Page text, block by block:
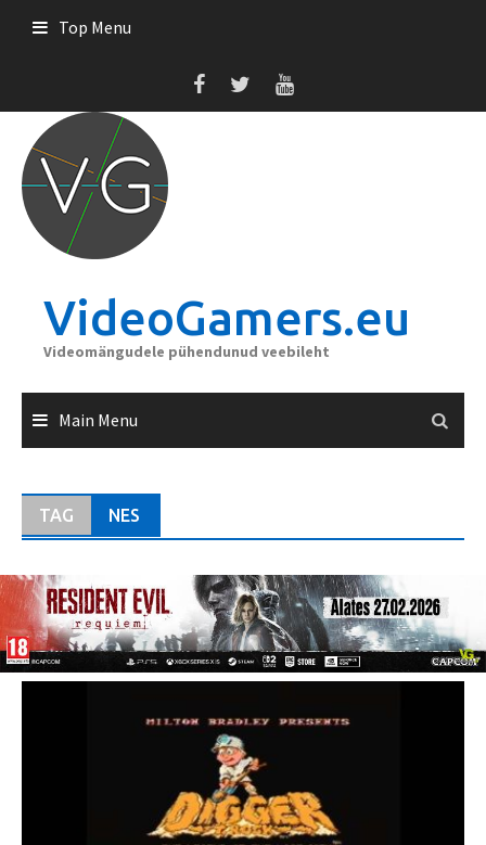
Top Menu
VideoGamers.eu
Videomängudele pühendunud veebileht
Main Menu
TAG NES